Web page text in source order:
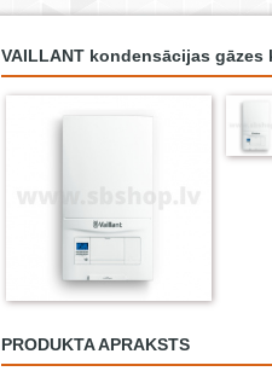
VAILLANT kondensācijas gāzes
PRODUKTA APRAKSTS